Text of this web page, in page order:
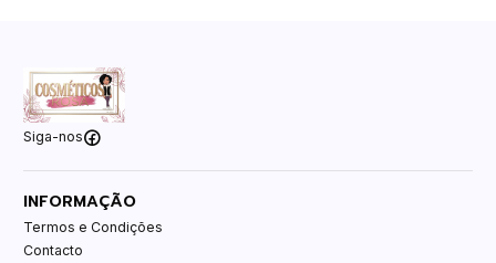
Siga-nos
INFORMAÇÃO
Termos e Condições
Contacto